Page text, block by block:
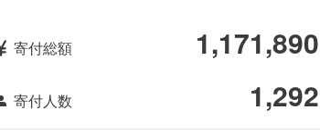
寄付総額 1,171,890
寄付人数 1,292